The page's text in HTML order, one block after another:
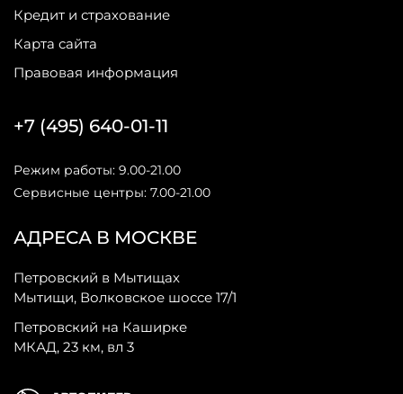
Кредит и страхование
Карта сайта
Правовая информация
АДРЕСА В МОСКВЕ
Петровский в Мытищах
Мытищи, Волковское шоссе 17/1
Петровский на Каширке
МКАД, 23 км, вл 3
+7 (495) 640-01-11
Режим работы: 9.00-21.00
Сервисные центры: 7.00-21.00